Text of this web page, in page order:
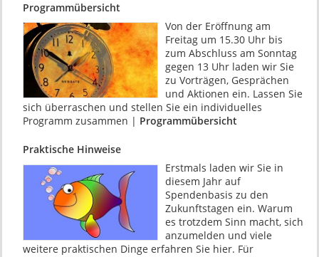
Programmübersicht
Von der Eröffnung am
Freitag um 15.30 Uhr bis
zum Abschluss am Sonntag
gegen 13 Uhr laden wir Sie
zu Vorträgen, Gesprächen
und Aktionen ein. Lassen Sie
sich überraschen und stellen Sie ein individuelles
Programm zusammen | Programmübersicht
Praktische Hinweise
Erstmals laden wir Sie in
diesem Jahr auf
Spendenbasis zu den
Zukunftstagen ein. Warum
es trotzdem Sinn macht, sich
anzumelden und viele
weitere praktischen Dinge erfahren Sie hier. Für